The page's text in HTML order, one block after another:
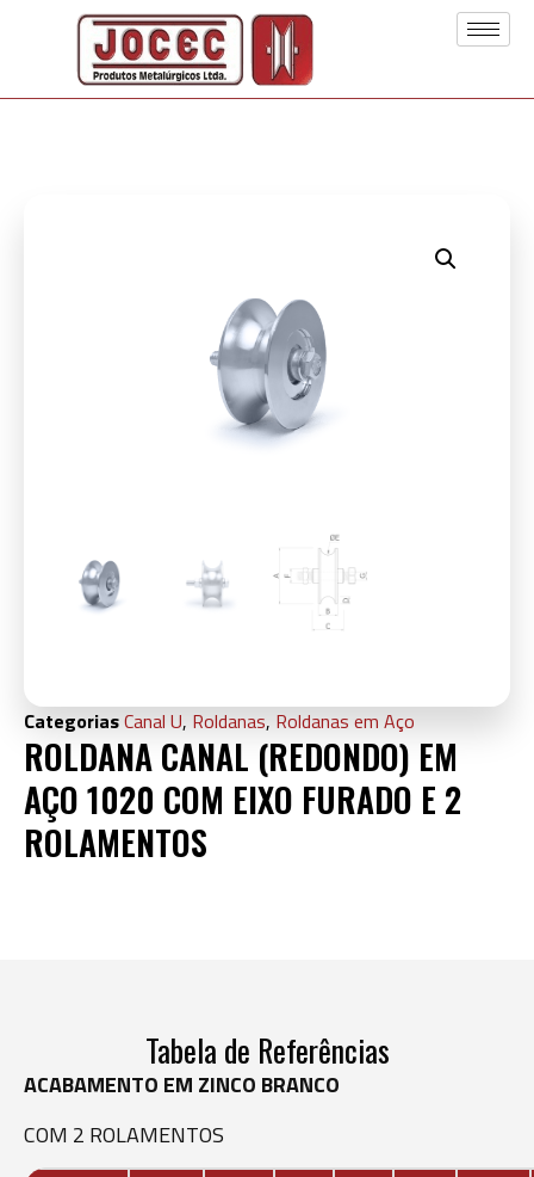
CategoriasCanal U, Roldanas, Roldanas em Aço
ROLDANA CANAL (REDONDO) EM
AÇO 1020 COM EIXO FURADO E 2
ROLAMENTOS
Tabela de Referências
ACABAMENTO EM ZINCO BRANCO
COM 2 ROLAMENTOS